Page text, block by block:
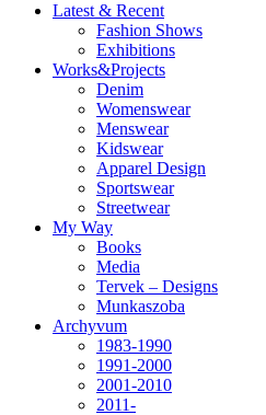
Latest & Recent
Fashion Shows
Exhibitions
Works&Projects
Denim
Womenswear
Menswear
Kidswear
Apparel Design
Sportswear
Streetwear
My Way
Books
Media
Tervek – Designs
Munkaszoba
Archyvum
1983-1990
1991-2000
2001-2010
2011-